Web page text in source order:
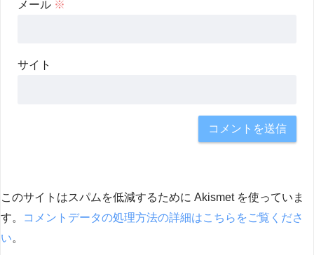
メール ※
サイト
このサイトはスパムを低減するために Akismet を使っていま
す。
コメントデータの処理方法の詳細はこちらをご覧くださ
い。